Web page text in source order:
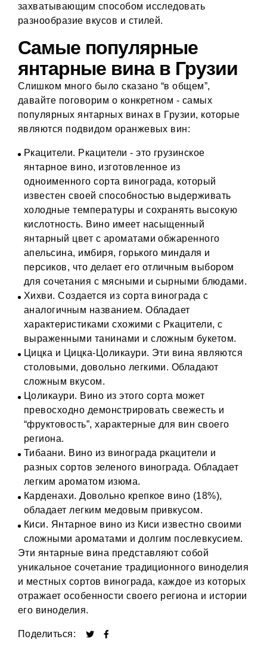
захватывающим способом исследовать
разнообразие вкусов и стилей.
Самые популярные
янтарные вина в Грузии
Слишком много было сказано “в общем”,
давайте поговорим о конкретном - самых
популярных янтарных винах в Грузии, которые
являются подвидом оранжевых вин:
Ркацители. Ркацители - это грузинское
янтарное вино, изготовленное из
одноименного сорта винограда, который
известен своей способностью выдерживать
холодные температуры и сохранять высокую
кислотность. Вино имеет насыщенный
янтарный цвет с ароматами обжаренного
апельсина, имбиря, горького миндаля и
персиков, что делает его отличным выбором
для сочетания с мясными и сырными блюдами​.
Хихви. Создается из сорта винограда с
аналогичным названием. Обладает
характеристиками схожими с Ркацители, с
выраженными танинами и сложным букетом.
Цицка и Цицка-Цоликаури. Эти вина являются
столовыми, довольно легкими. Обладают
сложным вкусом.
Цоликаури. Вино из этого сорта может
превосходно демонстрировать свежесть и
“фруктовость”, характерные для вин своего
региона.
Тибаани. Вино из винограда ркацители и
разных сортов зеленого винограда. Обладает
легким ароматом изюма.
Карденахи. Довольно крепкое вино (18%),
обладает легким медовым привкусом.
Киси. Янтарное вино из Киси известно своими
сложными ароматами и долгим послевкусием.
Эти янтарные вина представляют собой
уникальное сочетание традиционного виноделия
и местных сортов винограда, каждое из которых
отражает особенности своего региона и истории
его виноделия.
Поделиться: